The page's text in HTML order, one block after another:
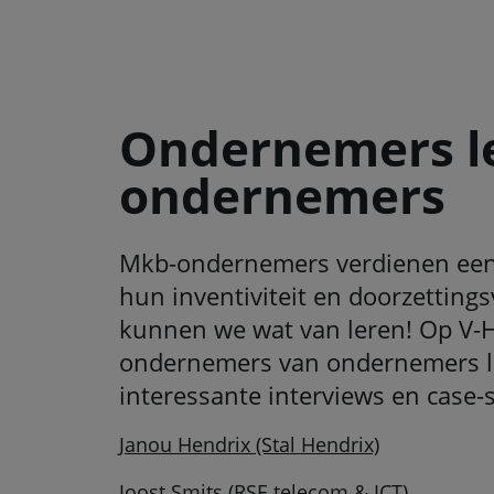
Ondernemers
ondernemers
Mkb-ondernemers verdienen
hun inventiviteit en
kunnen we wat van leren! Op V-
ondernemers van ondernemers
interessante interviews en case-
Janou Hendrix (Stal Hendrix)